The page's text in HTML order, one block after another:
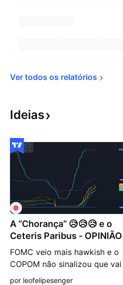
Ver todos os relatórios
Ideias
A “Chorança” 😥😥😥 e o
Ceteris Paribus - OPINIÃO
FOMC veio mais hawkish e o
COPOM não sinalizou que vai
liderar o corte de juros . Fez
por leofelipesenger